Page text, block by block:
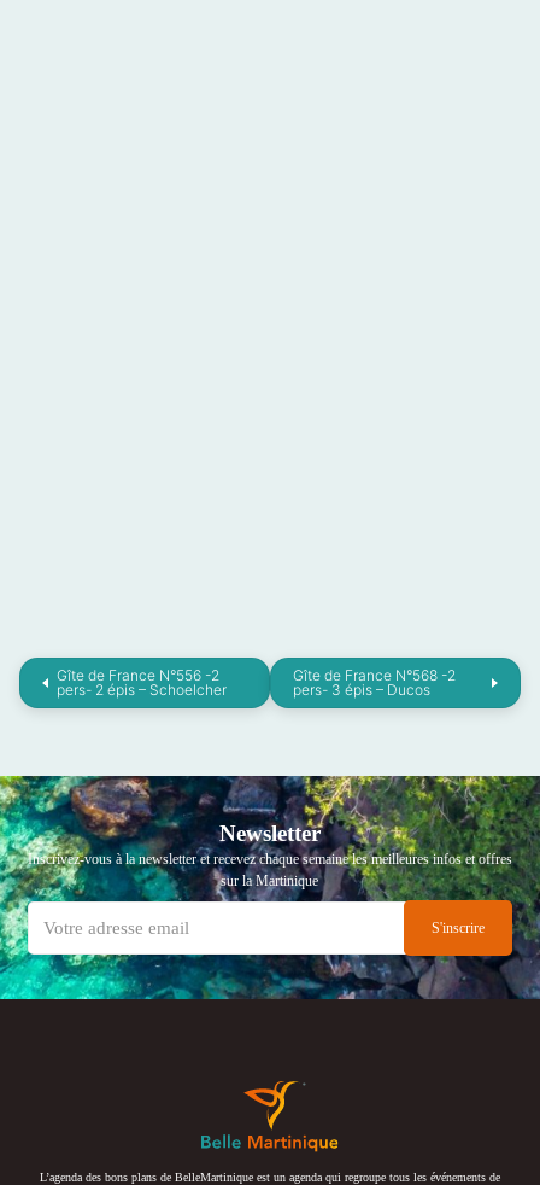
Gîte de France N°556 -2
pers- 2 épis – Schoelcher
Gîte de France N°568 -2
pers- 3 épis – Ducos
Newsletter
Inscrivez-vous à la newsletter et recevez chaque semaine les meilleures infos et offres
sur la Martinique
L’agenda des bons plans de BelleMartinique est un agenda qui regroupe tous les événements de